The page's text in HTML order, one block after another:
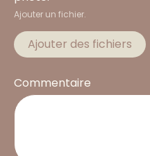
Ajouter un fichier.
Ajouter des fichiers
Commentaire